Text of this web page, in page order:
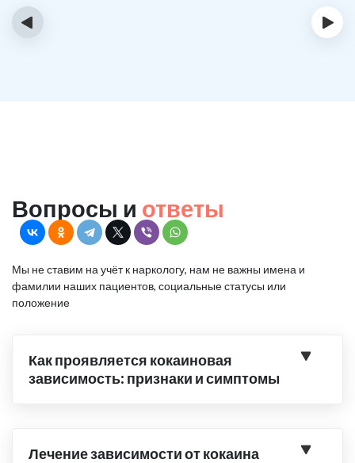
‹ ›
Вопросы и ответы
Мы не ставим на учёт к наркологу, нам не важны имена и
фамилии наших пациентов, социальные статусы или
положение
Как проявляется кокаиновая
зависимость: признаки и симптомы
Лечение зависимости от кокаина